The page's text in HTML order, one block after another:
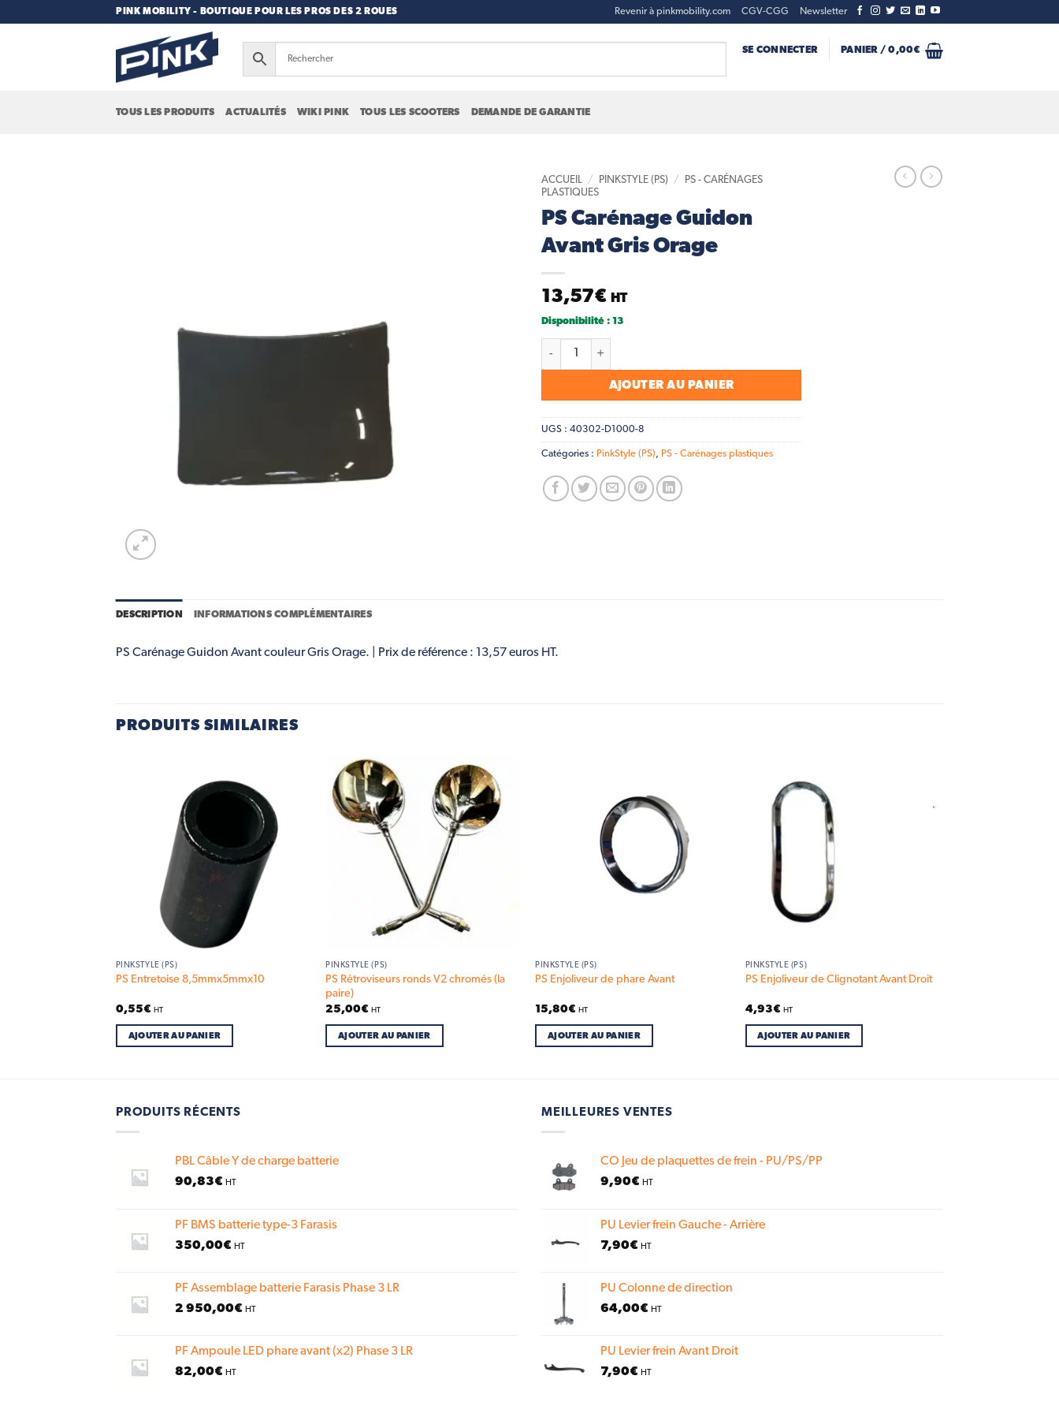
PINK MOBILITY - BOUTIQUE POUR LES PROS DES 2 ROUES Revenir à pinkmobility.com CGV-CGG Newsletter
SE CONNECTER PANIER /0,00€
TOUS LES PRODUITS ACTUALITÉS WIKI PINK TOUS LES SCOOTERS DEMANDE DE GARANTIE
ACCUEIL / PINKSTYLE (PS) /
PS - CARÉNAGES
PLASTIQUES
PS Carénage Guidon
Avant Gris Orage
13,57€ HT
Disponibilité : 13
quantité de PS Carénage Guidon Avant Gris Orage
AJOUTER AU PANIER
UGS : 40302-D1000-8
Catégories : PinkStyle (PS) , PS - Carénages plastiques
DESCRIPTION INFORMATIONS COMPLÉMENTAIRES
PS Carénage Guidon Avant couleur Gris Orage. | Prix de référence : 13,57 euros HT.
PRODUITS SIMILAIRES
wishlist
PINKSTYLE (PS)
PS Entretoise 8,5mmx5mmx10
0,55€ HT
AJOUTER AU PANIER
Add to
wishlist
PINKSTYLE (PS)
PS Rétroviseurs ronds V2 chromés (la
paire)
25,00€ HT
AJOUTER AU PANIER
PINKSTYLE (PS)
PS Enjoliveur de phare Avant
15,80€ HT
AJOUTER AU PANIER
PINKSTYLE (PS)
PS Enjoliveur de Clignotant Avant Droit
4,93€ HT
AJOUTER AU PANIER
PRODUITS RÉCENTS
PBL Câble Y de charge batterie
90,83€ HT
PF BMS batterie type-3 Farasis
350,00€ HT
PF Assemblage batterie Farasis Phase 3 LR
2 950,00€ HT
PF Ampoule LED phare avant (x2) Phase 3 LR
82,00€ HT
MEILLEURES VENTES
CO Jeu de plaquettes de frein - PU/PS/PP
9,90€ HT
PU Levier frein Gauche - Arrière
7,90€ HT
PU Colonne de direction
64,00€ HT
PU Levier frein Avant Droit
7,90€ HT